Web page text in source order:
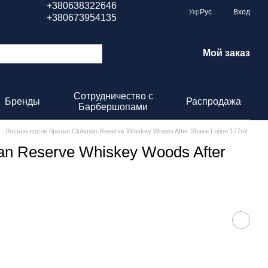
+380638322646
+380673954135
Укр Рус Вход
Мой заказ
Бренды
Сотрудничество с
Барбершопами
Распродажа
Лосьон после бритья Clubman Reserve Whiskey Woods After Shave Lotion 177ml
Reserve Whiskey Woods After